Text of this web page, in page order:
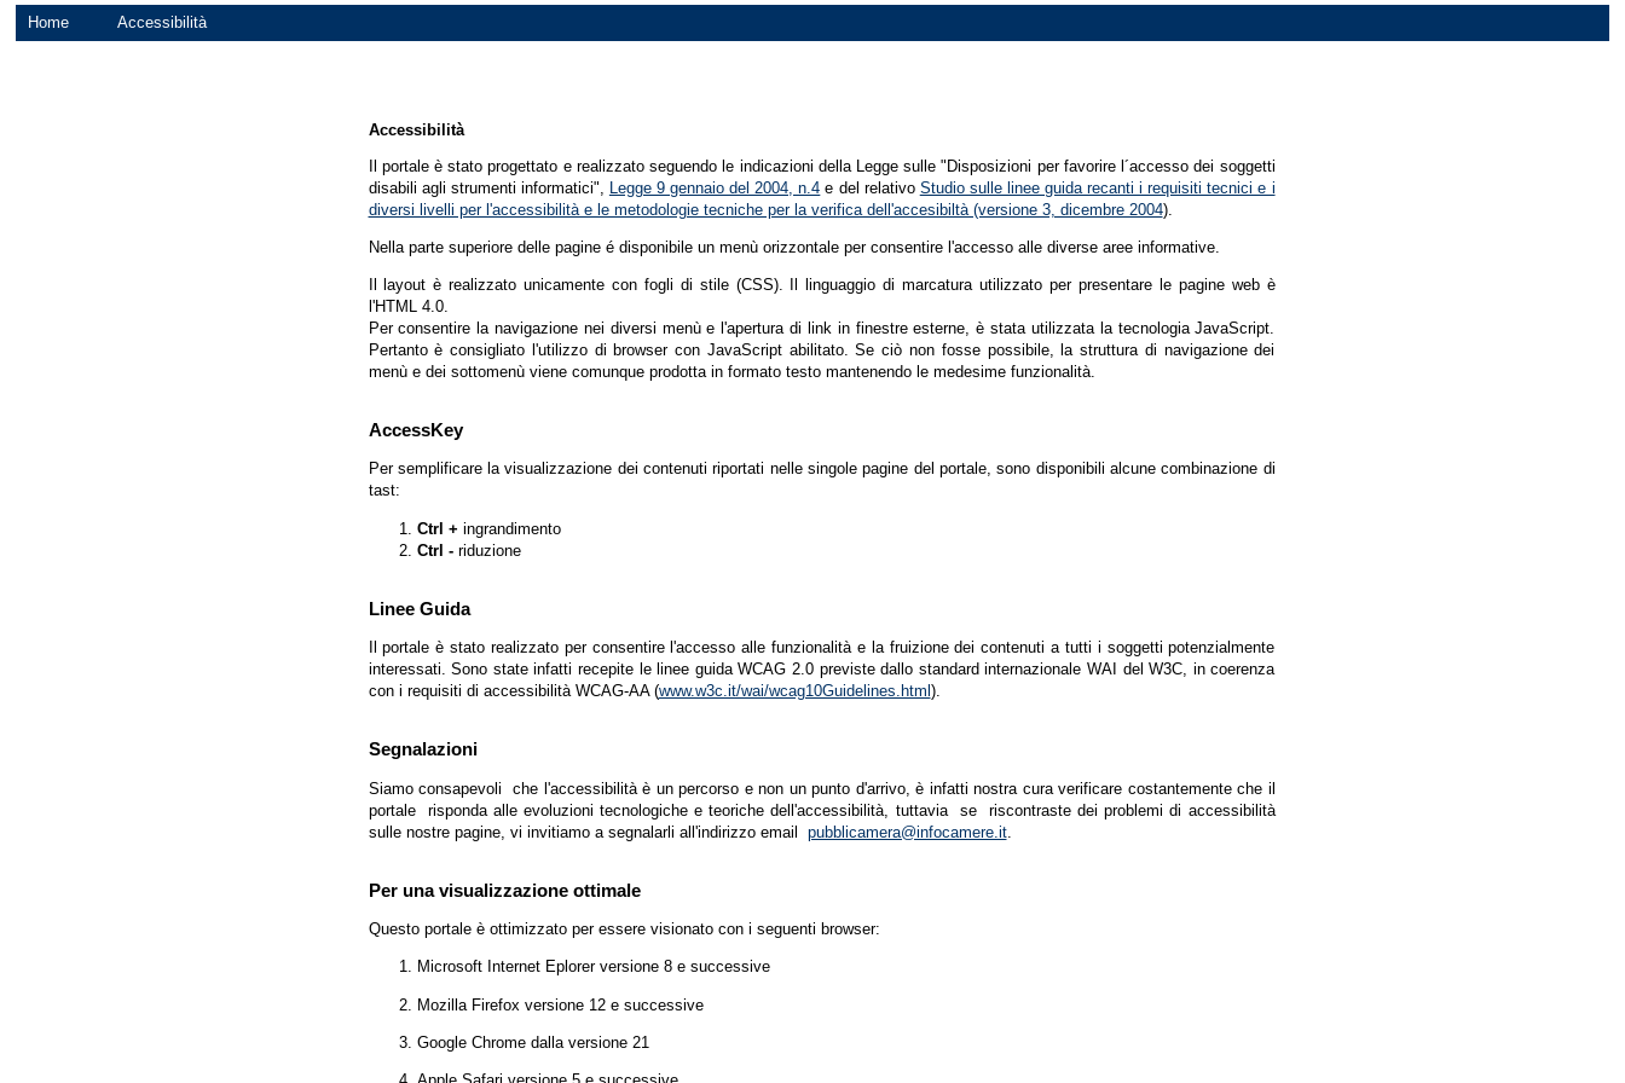
Home Accessibilità
Accessibilità
Il portale è stato progettato e realizzato seguendo le indicazioni della Legge sulle "Disposizioni per favorire l´accesso dei soggetti
disabili agli strumenti informatici", Legge 9 gennaio del 2004, n.4 e del relativo Studio sulle linee guida recanti i requisiti tecnici e i
diversi livelli per l'accessibilità e le metodologie tecniche per la verifica dell'accesibiltà (versione 3, dicembre 2004).
Nella parte superiore delle pagine é disponibile un menù orizzontale per consentire l'accesso alle diverse aree informative.
Il layout è realizzato unicamente con fogli di stile (CSS). Il linguaggio di marcatura utilizzato per presentare le pagine web è
l'HTML 4.0.
Per consentire la navigazione nei diversi menù e l'apertura di link in finestre esterne, è stata utilizzata la tecnologia JavaScript.
Pertanto è consigliato l'utilizzo di browser con JavaScript abilitato. Se ciò non fosse possibile, la struttura di navigazione dei
menù e dei sottomenù viene comunque prodotta in formato testo mantenendo le medesime funzionalità.
AccessKey
Per semplificare la visualizzazione dei contenuti riportati nelle singole pagine del portale, sono disponibili alcune combinazione di
tast:
Ctrl + ingrandimento
Ctrl -riduzione
Linee Guida
Il portale è stato realizzato per consentire l'accesso alle funzionalità e la fruizione dei contenuti a tutti i soggetti potenzialmente
interessati. Sono state infatti recepite le linee guida WCAG 2.0 previste dallo standard internazionale WAI del W3C, in coerenza
con i requisiti di accessibilità WCAG-AA (www.w3c.it/wai/wcag10Guidelines.html ).
Segnalazioni
Siamo consapevoli che l'accessibilità è un percorso e non un punto d'arrivo, è infatti nostra cura verificare costantemente che il
portale risponda alle evoluzioni tecnologiche e teoriche dell'accessibilità, tuttavia se riscontraste dei problemi di accessibilità
sulle nostre pagine, vi invitiamo a segnalarli all'indirizzo email pubblicamera@infocamere.it.
Per una visualizzazione ottimale
Questo portale è ottimizzato per essere visionato con i seguenti browser:
Microsoft Internet Eplorer versione 8 e successive
Mozilla Firefox versione 12 e successive
Google Chrome dalla versione 21